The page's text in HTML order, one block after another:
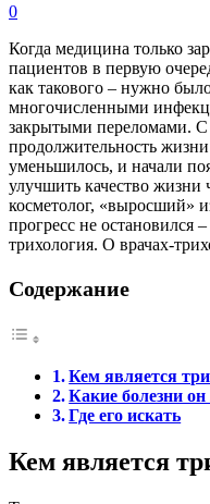
0
Когда медицина только
пациентов в первую
как такового – нужно
многочисленными
закрытыми переломами. С
продолжительность
уменьшилось, и начали
улучшить качество
косметолог, «выросший»
прогресс не остановился
трихология. О врачах-
Содержание
Кем является
Какие болезни он
Где его искать
Кем является